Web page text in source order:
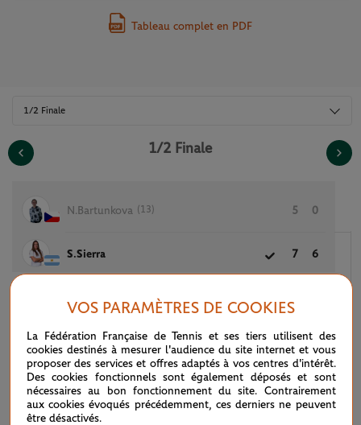
Tableau complet en PDF
1/2 Finale
1/2 Finale
N.Bartunkova (13) 5 0
S.Sierra 7 6
L.Havlickova (9) 6 6
2
7
(10)
7
VOS PARAMÈTRES DE COOKIES
La Fédération Française de Tennis et ses tiers utilisent des
cookies destinés à mesurer l'audience du site internet et vous
proposer des services et offres adaptés à vos centres d'intérêt.
Des cookies fonctionnels sont également déposés et sont
nécessaires au bon fonctionnement du site. Contrairement
aux cookies évoqués précédemment, ces derniers ne peuvent
être désactivés.